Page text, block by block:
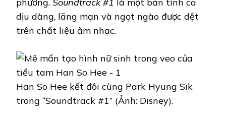
phương. Soundtrack #1 là một bản tình ca
dịu dàng, lãng mạn và ngọt ngào được dệt
trên chất liệu âm nhạc.
Han So Hee kết đôi cùng Park Hyung Sik
trong “Soundtrack #1” (Ảnh: Disney).